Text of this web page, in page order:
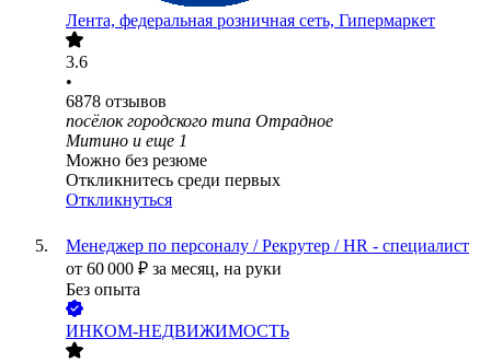
Лента, федеральная розничная сеть, Гипермаркет
3.6
•
6878 отзывов
посёлок городского типа Отрадное
Митино и еще 1
Можно без резюме
Откликнитесь среди первых
Откликнуться
Менеджер по персоналу / Рекрутер / HR - специалист
от 60 000 ₽ за месяц, на руки
Без опыта
ИНКОМ-НЕДВИЖИМОСТЬ